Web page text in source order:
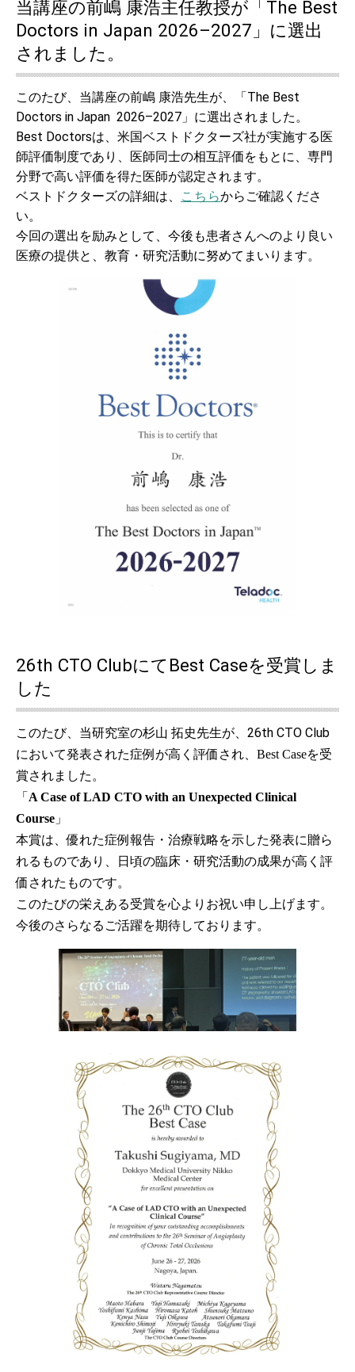
当講座の前嶋 康浩主任教授が「The Best
Doctors in Japan 2026–2027」に選出
されました。
このたび、当講座の前嶋 康浩先生が、「The Best
Doctors in Japan 2026–2027」に選出されました。
Best Doctorsは、米国ベストドクターズ社が実施する医
師評価制度であり、医師同士の相互評価をもとに、専門
分野で高い評価を得た医師が認定されます。
ベストドクターズの詳細は、
こちらからご確認くださ
い。
今回の選出を励みとして、今後も患者さんへのより良い
医療の提供と、教育・研究活動に努めてまいります。
26th CTO ClubにてBest Caseを受賞しま
した
このたび、当研究室の杉山 拓史先生が、26th CTO Club
において発表された症例が高く評価され、 Best Caseを受
賞されました。
「A Case of LAD CTO with an Unexpected Clinical
Course 」
本賞は、優れた症例報告・治療戦略を示した発表に贈ら
れるものであり、日頃の臨床・研究活動の成果が高く評
価されたものです。
このたびの栄えある受賞を心よりお祝い申し上げます。
今後のさらなるご活躍を期待しております。